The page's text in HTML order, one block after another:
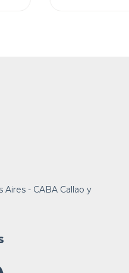
- CABA Callao y